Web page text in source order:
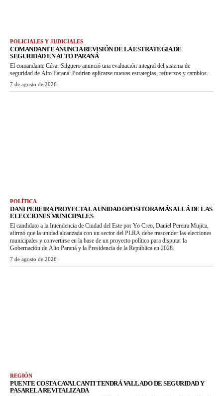
POLICIALES Y JUDICIALES
COMANDANTE ANUNCIA REVISIÓN DE LA ESTRATEGIA DE
SEGURIDAD EN ALTO PARANÁ
El comandante César Silguero anunció una evaluación integral del sistema de
seguridad de Alto Paraná. Podrían aplicarse nuevas estrategias, refuerzos y cambios.
7 de agosto de 2026
POLÍTICA
DANI PEREIRA PROYECTA LA UNIDAD OPOSITORA MÁS ALLÁ DE LAS
ELECCIONES MUNICIPALES
El candidato a la Intendencia de Ciudad del Este por Yo Creo, Daniel Pereira Mujica,
afirmó que la unidad alcanzada con un sector del PLRA debe trascender las elecciones
municipales y convertirse en la base de un proyecto político para disputar la
Gobernación de Alto Paraná y la Presidencia de la República en 2028.
7 de agosto de 2026
REGIÓN
PUENTE COSTA CAVALCANTI TENDRÁ VALLADO DE SEGURIDAD Y
PASARELA REVITALIZADA